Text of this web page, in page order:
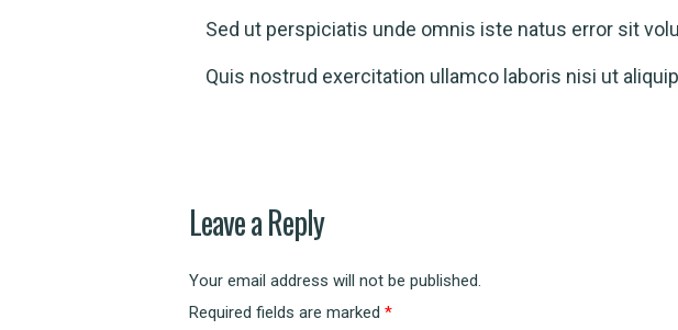
Sed ut perspiciatis unde omnis iste natus error sit
Quis nostrud exercitation ullamco laboris nisi ut
Leave a Reply
Your email address will not be published.
Required fields are marked *